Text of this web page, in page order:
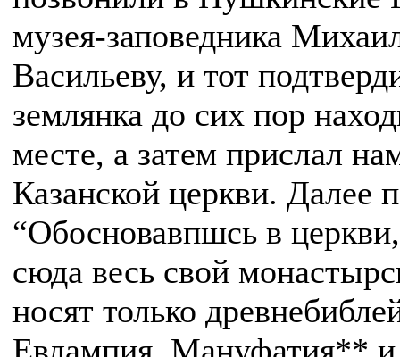
музея-заповедника
Васильеву, и тот
землянка до сих пор
месте, а затем прислал
Казанской церкви. Далее
“Обосновавпшсь в
сюда весь свой
носят только